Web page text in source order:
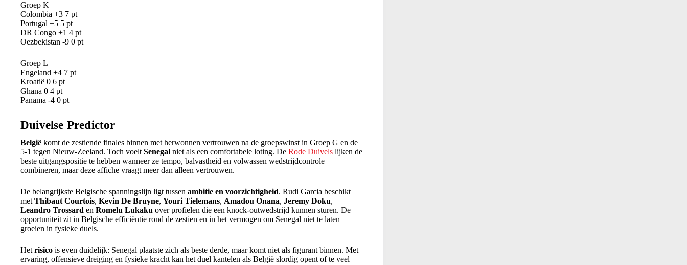
Groep K
Colombia +3 7 pt
Portugal +5 5 pt
DR Congo +1 4 pt
Oezbekistan -9 0 pt
Groep L
Engeland +4 7 pt
Kroatië 0 6 pt
Ghana 0 4 pt
Panama -4 0 pt
Duivelse Predictor
België komt de zestiende finales binnen met herwonnen vertrouwen na de groepswinst in Groep G en de
5-1 tegen Nieuw-Zeeland. Toch voelt Senegal niet als een comfortabele loting. De Rode Duivels lijken de
beste uitgangspositie te hebben wanneer ze tempo, balvastheid en volwassen wedstrijdcontrole
combineren, maar deze affiche vraagt meer dan alleen vertrouwen.
De belangrijkste Belgische spanningslijn ligt tussen ambitie en voorzichtigheid. Rudi Garcia beschikt
met Thibaut Courtois, Kevin De Bruyne, Youri Tielemans, Amadou Onana, Jeremy Doku,
Leandro Trossard en Romelu Lukaku over profielen die een knock-outwedstrijd kunnen sturen. De
opportuniteit zit in Belgische efficiëntie rond de zestien en in het vermogen om Senegal niet te laten
groeien in fysieke duels.
Het risico is even duidelijk: Senegal plaatste zich als beste derde, maar komt niet als figurant binnen. Met
ervaring, offensieve dreiging en fysieke kracht kan het duel kantelen als België slordig opent of te veel